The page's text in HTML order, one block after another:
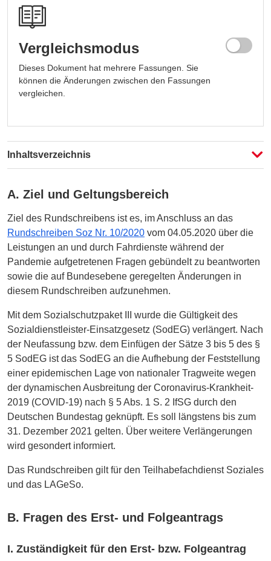
Vergleichsmodus
Dieses Dokument hat mehrere Fassungen. Sie
können die Änderungen zwischen den Fassungen
vergleichen.
Fassung auswählen
Fassung auswählen
Inhaltsverzeichnis
A. Ziel und Geltungsbereich
Ziel des Rundschreibens ist es, im Anschluss an das
Rundschreiben Soz Nr. 10/2020 vom 04.05.2020 über die
Leistungen an und durch Fahrdienste während der
Pandemie aufgetretenen Fragen gebündelt zu beantworten
sowie die auf Bundesebene geregelten Änderungen in
diesem Rundschreiben aufzunehmen.
Mit dem Sozialschutzpaket III wurde die Gültigkeit des
Sozialdienstleister-Einsatzgesetz (SodEG) verlängert. Nach
der Neufassung bzw. dem Einfügen der Sätze 3 bis 5 des §
5 SodEG ist das SodEG an die Aufhebung der Feststellung
einer epidemischen Lage von nationaler Tragweite wegen
der dynamischen Ausbreitung der Coronavirus-Krankheit-
2019 (COVID-19) nach § 5 Abs. 1 S. 2 IfSG durch den
Deutschen Bundestag geknüpft. Es soll längstens bis zum
31. Dezember 2021 gelten. Über weitere Verlängerungen
wird gesondert informiert.
Das Rundschreiben gilt für den Teilhabefachdienst Soziales
und das LAGeSo.
B. Fragen des Erst- und Folgeantrags
I. Zuständigkeit für den Erst- bzw. Folgeantrag